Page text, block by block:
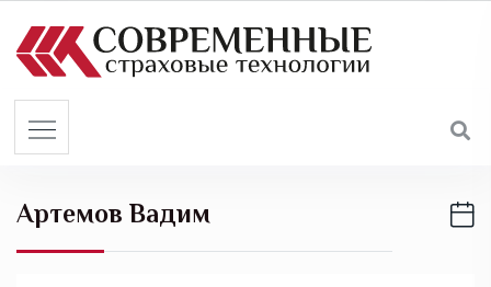
Артемов Вадим